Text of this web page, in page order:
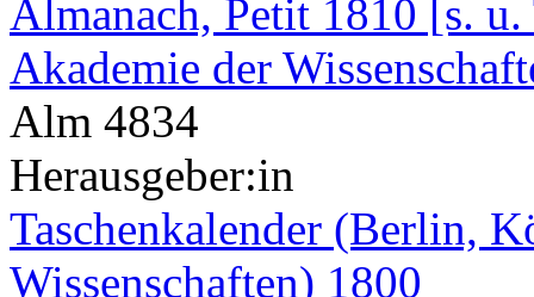
Almanach, Petit 1810 [s.
Akademie der
Alm 4834
Herausgeber:in
Taschenkalender (Berlin,
Wissenschaften) 1800